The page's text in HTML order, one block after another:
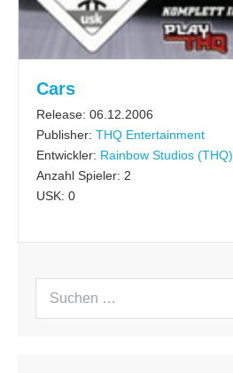
Cars
Release: 06.12.2006
Publisher: THQ Entertainment
Entwickler: Rainbow Studios (THQ)
Anzahl Spieler: 2
USK: 0
Suchen